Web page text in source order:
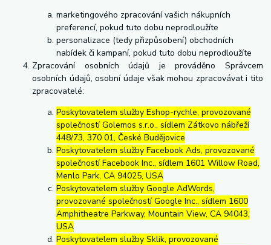
marketingového zpracování vašich nákupních
preferencí, pokud tuto dobu neprodloužíte
personalizace (tedy přizpůsobení) obchodních
nabídek či kampaní, pokud tuto dobu neprodloužíte
Zpracování osobních údajů je prováděno Správcem
osobních údajů, osobní údaje však mohou zpracovávat i tito
zpracovatelé:
Poskytovatelem služby Eshop-rychle, provozované
společností Golemos s.r.o., sídlem Zátkovo nábřeží
448/73, 370 01, České Budějovice
Poskytovatelem služby Facebook Ads, provozované
společností Facebook Inc., sídlem 1601 Willow Road,
Menlo Park, CA 94025, USA
Poskytovatelem služby Google AdWords,
provozované společností Google Inc., sídlem 1600
Amphitheatre Parkway, Mountain View, CA 94043,
USA
Poskytovatelem služby Sklik, provozované